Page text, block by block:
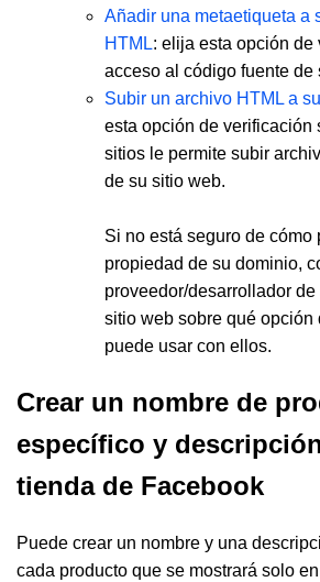
Añadir una metaetiqueta a
HTML: elija esta opción
acceso al código fuente de
Subir un archivo HTML a
esta opción de verificación
sitios le permite subir
de su sitio web.
Si no está seguro de cómo
propiedad de su dominio,
proveedor/desarrollador
sitio web sobre qué opción
puede usar con ellos.
Crear un nombre de
específico y
tienda de Facebook
Puede crear un nombre y una
cada producto que se mostrará solo